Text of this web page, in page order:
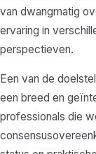
van dwangmatig
ervaring in
perspectieven.
Een van de
een breed en
professionals die